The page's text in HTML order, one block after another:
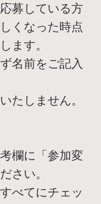
募している方
くなった時点
ます。
名前をご記入
たしません。
欄に「参加変
さい。
べてにチェッ